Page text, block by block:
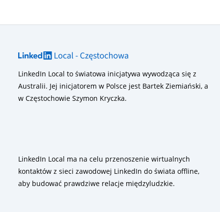
LinkedIn Local to światowa inicjatywa wywodząca się z
Australii. Jej inicjatorem w Polsce jest Bartek Ziemiański, a
w Częstochowie Szymon Kryczka.
LinkedIn Local ma na celu przenoszenie wirtualnych
kontaktów z sieci zawodowej LinkedIn do świata offline,
aby budować prawdziwe relacje międzyludzkie.